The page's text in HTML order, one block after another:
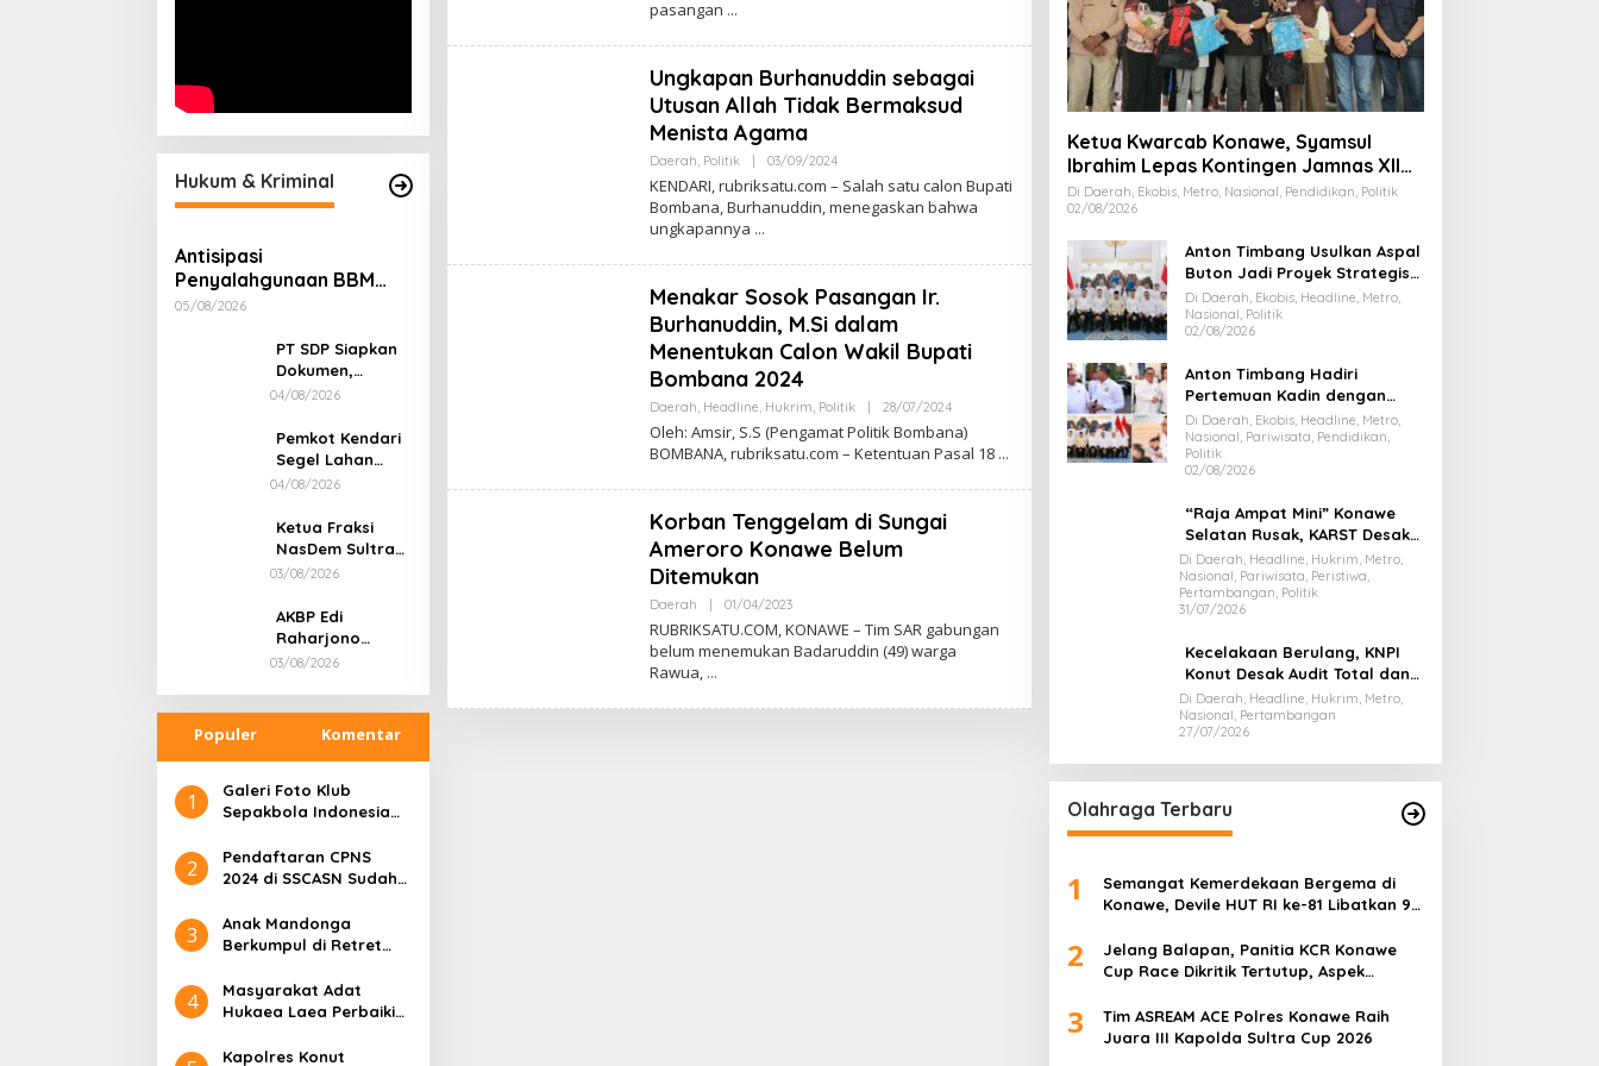
Hukum & Kriminal
Antisipasi
Penyalahgunaan BBM
Subsidi, Kapolsek Unaaha
05/08/2026
PT SDP Siapkan
Dokumen,
Pendemo Tak
Tantangan Adu
Data
04/08/2026
Pemkot Kendari
Segel Lahan
Sengketa di
Sultra Didesak
Bergerak Cepat
04/08/2026
Ketua Fraksi
NasDem Sultra
Tersangka
Tambang Ilegal,
Responsnya:
“Saya Siap-Siap
03/08/2026
AKBP Edi
Raharjono
Bangun
Konawe
03/08/2026
Populer Komentar
1
Galeri Foto Klub
Sepakbola Indonesia
2
Pendaftaran CPNS
2024 di SSCASN Sudah
Daftar
3
Anak Mandonga
Berkumpul di Retret
Kepemimpinan untuk
Pembangunan Sulawesi
4
Masyarakat Adat
Hukaea Laea Perbaiki
Banjir
Kapolres Konut
D
K
I
pasangan
Ungkapan Burhanuddin sebagai
Utusan Allah Tidak Bermaksud
Menista Agama
Daerah, Politik 03/09/2024O
E
H
D
K
I
KENDARI, rubriksatu.com – Salah satu calon Bupati
Bombana, Burhanuddin, menegaskan bahwa
ungkapannya
Menakar Sosok Pasangan Ir.
Burhanuddin, M.Si dalam
Menentukan Calon Wakil Bupati
Bombana 2024
Daerah, Headline, Hukrim, Politik 28/07/2024O
E
H
E
Oleh: Amsir, S.S (Pengamat Politik Bombana)
BOMBANA, rubriksatu.com – Ketentuan Pasal 18
Korban Tenggelam di Sungai
Ameroro Konawe Belum
Ditemukan
Daerah 01/04/2023O
L
E
H
D
RUBRIKSATU.COM, KONAWE – Tim SAR gabungan
belum menemukan Badaruddin (49) warga
Rawua,
Ketua Kwarcab Konawe, Syamsul
Ibrahim Lepas Kontingen Jamnas XII
2026
Di Daerah, Ekobis, Metro, Nasional, Pendidikan, Politik
02/08/2026
Anton Timbang Usulkan Aspal
Buton Jadi Proyek Strategis
Nasional
Di Daerah, Ekobis, Headline, Metro,
Nasional, Politik
02/08/2026
Anton Timbang Hadiri
Pertemuan Kadin dengan
Presiden Prabowo, Bawa Misi
Majukan Ekonomi Sultra
Di Daerah, Ekobis, Headline, Metro,
Nasional, Pariwisata, Pendidikan,
Politik
02/08/2026
“Raja Ampat Mini” Konawe
Selatan Rusak, KARST Desak
Gubernur Evaluasi Total
Dispar Sultra
Di Daerah, Headline, Hukrim, Metro,
Nasional, Pariwisata, Peristiwa,
Pertambangan, Politik
31/07/2026
Kecelakaan Berulang, KNPI
Konut Desak Audit Total dan
Hentikan Hauling PT SPL
Di Daerah, Headline, Hukrim, Metro,
Nasional, Pertambangan
27/07/2026
Olahraga Terbaru
1
Semangat Kemerdekaan Bergema di
Konawe, Devile HUT RI ke-81 Libatkan 98
2
Jelang Balapan, Panitia KCR Konawe
Cup Race Dikritik Tertutup, Aspek
3
Tim ASREAM ACE Polres Konawe Raih
Juara III Kapolda Sultra Cup 2026